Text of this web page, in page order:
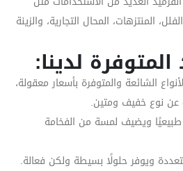
المنتزهات، المحال التجارية، والزينة
المتوفرة لدينا:
الشائعة والمتوفرة بأسعار معقولة،
عن نوع خفيف ومتين.
ويضيف لمسة من الفخامة
ويوفر حلولًا بسيطة ولكن فعالة.